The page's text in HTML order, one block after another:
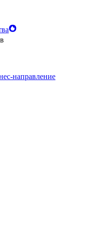
направление